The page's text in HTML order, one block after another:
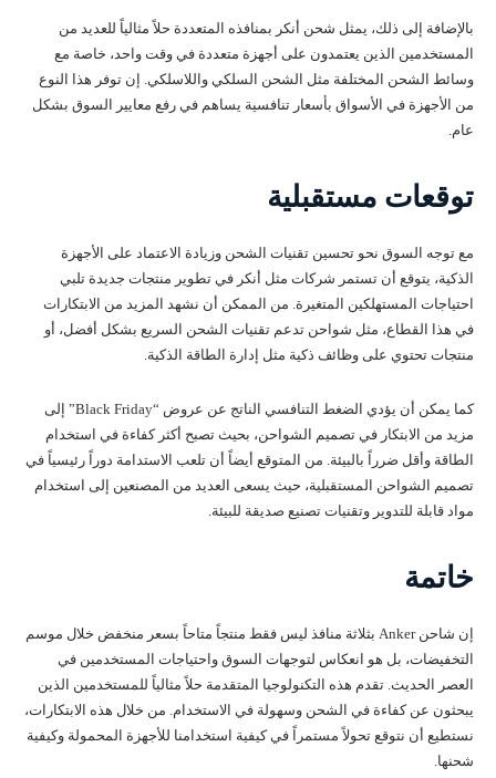
بالإضافة إلى ذلك، يمثل شحن أنكر بمنافذه المتعددة حلاً مثالياً للعديد من
المستخدمين الذين يعتمدون على أجهزة متعددة في وقت واحد، خاصة مع
وسائط الشحن المختلفة مثل الشحن السلكي واللاسلكي. إن توفر هذا النوع
من الأجهزة في الأسواق بأسعار تنافسية يساهم في رفع معايير السوق بشكل
عام.
توقعات مستقبلية
مع توجه السوق نحو تحسين تقنيات الشحن وزيادة الاعتماد على الأجهزة
الذكية، يتوقع أن تستمر شركات مثل أنكر في تطوير منتجات جديدة تلبي
احتياجات المستهلكين المتغيرة. من الممكن أن نشهد المزيد من الابتكارات
في هذا القطاع، مثل شواحن تدعم تقنيات الشحن السريع بشكل أفضل، أو
منتجات تحتوي على وظائف ذكية مثل إدارة الطاقة الذكية.
كما يمكن أن يؤدي الضغط التنافسي الناتج عن عروض “Black Friday” إلى
مزيد من الابتكار في تصميم الشواحن، بحيث تصبح أكثر كفاءة في استخدام
الطاقة وأقل ضرراً بالبيئة. من المتوقع أيضاً أن تلعب الاستدامة دوراً رئيسياً في
تصميم الشواحن المستقبلية، حيث يسعى العديد من المصنعين إلى استخدام
مواد قابلة للتدوير وتقنيات تصنيع صديقة للبيئة.
خاتمة
إن شاحن Anker بثلاثة منافذ ليس فقط منتجاً متاحاً بسعر منخفض خلال موسم
التخفيضات، بل هو انعكاس لتوجهات السوق واحتياجات المستخدمين في
العصر الحديث. تقدم هذه التكنولوجيا المتقدمة حلاً مثالياً للمستخدمين الذين
يبحثون عن كفاءة في الشحن وسهولة في الاستخدام. من خلال هذه الابتكارات،
نستطيع أن نتوقع تحولاً مستمراً في كيفية استخدامنا للأجهزة المحمولة وكيفية
شحنها.